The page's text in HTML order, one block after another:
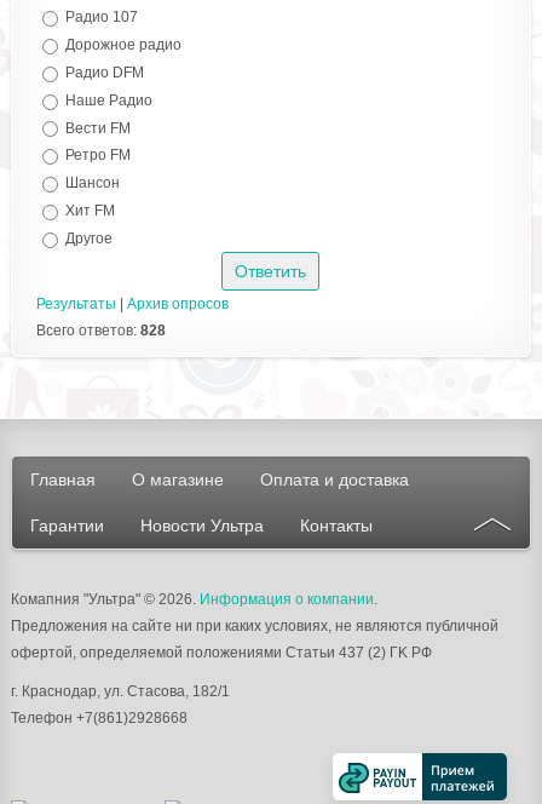
Радио 107
Дорожное радио
Радио DFM
Наше Радио
Вести FM
Ретро FM
Шансон
Хит FM
Другое
Результаты | Архив опросов
Всего ответов: 828
Главная О магазине Оплата и доставка
Гарантии Новости Ультра Контакты
Комапния "Ультра"© 2026. Информация о компании
Предложения на сайте ни при каких условиях, не являются публичной
офертой, определяемой положениями Статьи 437 (2) ГK РФ
г. Краснодар , ул. Стасова, 182/1
Телефон +7(861)2928668